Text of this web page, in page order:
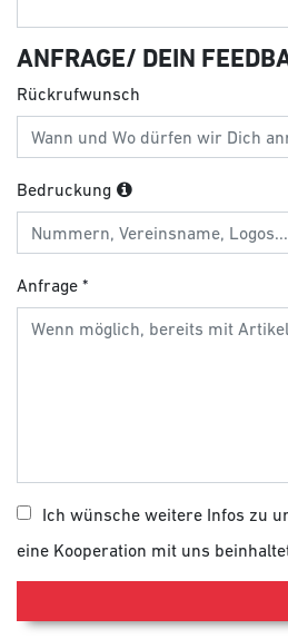
ANFRAGE/ DEIN
Rückrufwunsch
Bedruckung
Anfrage
Ich wünsche weitere Infos zu
eine Kooperation mit uns